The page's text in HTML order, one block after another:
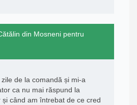
din Mosneni pentru
de la comandă și mi-a
ca nu mai răspund la
și când am întrebat de ce cred